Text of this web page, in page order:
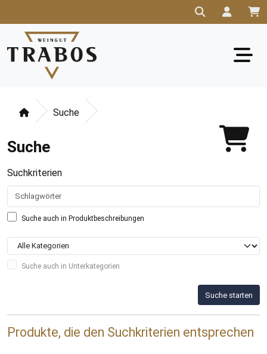
Suche
Suche
Suchkriterien
Suche auch in Produktbeschreibungen
Suche auch in Unterkategorien
Suche starten
Produkte, die den Suchkriterien entsprechen